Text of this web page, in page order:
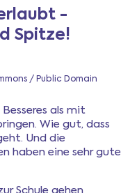
-
Spitze!
/ Public Domain
als mit
Wie gut, dass
Und die
haben eine sehr gute
Schule gehen